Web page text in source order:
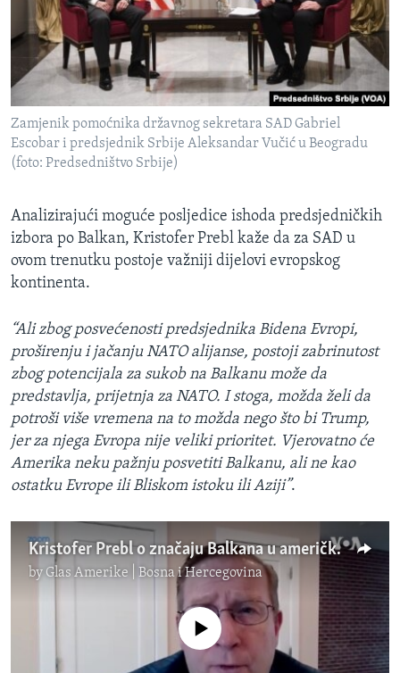
Zamjenik pomoćnika državnog sekretara SAD Gabriel
Escobar i predsjednik Srbije Aleksandar Vučić u Beogradu
(foto: Predsedništvo Srbije)
Analizirajući moguće posljedice ishoda predsjedničkih
izbora po Balkan, Kristofer Prebl kaže da za SAD u
ovom trenutku postoje važniji dijelovi evropskog
kontinenta.
“Ali zbog posvećenosti predsjednika Bidena Evropi,
proširenju i jačanju NATO alijanse, postoji zabrinutost
zbog potencijala za sukob na Balkanu može da
predstavlja, prijetnja za NATO. I stoga, možda želi da
potroši više vremena na to možda nego što bi Trump,
jer za njega Evropa nije veliki prioritet. Vjerovatno će
Amerika neku pažnju posvetiti Balkanu, ali ne kao
ostatku Evrope ili Bliskom istoku ili Aziji”.
Kristofer Prebl o značaju Balkana u američkoj spoljnoj politici
by Glas Amerike | Bosna i Hercegovina
No media source currently available